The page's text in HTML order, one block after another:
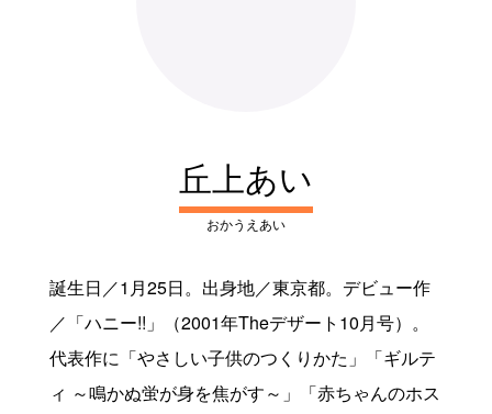
丘上あい
おかうえあい
誕生日／1月25日。出身地／東京都。デビュー作
／「ハニー!!」（2001年Theデザート10月号）。
代表作に「やさしい子供のつくりかた」「ギルテ
ィ ～鳴かぬ蛍が身を焦がす～」「赤ちゃんのホス